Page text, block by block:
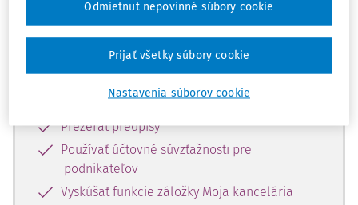
zadarmo prístup k vybranému obsahu
na 10 dní.
Vďaka registrácii si môžete
Prečítať platené články na portáli
Prezerať predpisy
Používať účtovné súvzťažnosti pre
podnikateľov
Vyskúšať funkcie záložky Moja kancelária
Nastavenia súborov cookie
Odmietnut nepovinné súbory cookie
Prijať všetky súbory cookie